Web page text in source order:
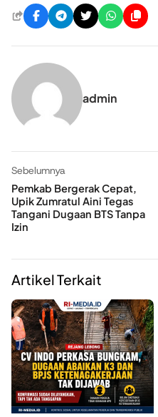
admin
Sebelumnya
Pemkab Bergerak Cepat,
Upik Zumratul Aini Tegas
Tangani Dugaan BTS Tanpa
Izin
Artikel Terkait